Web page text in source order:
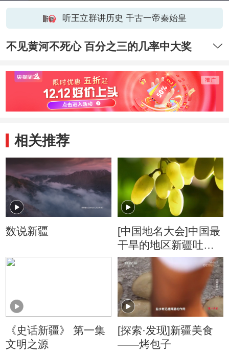
听王立群讲历史 千古一帝秦始皇
不见黄河不死心 百分之三的几率中大奖
相关推荐
数说新疆
[中国地名大会]中国最
干旱的地区新疆吐鲁
番瓜果飘香的秘密是
什么？
《史话新疆》 第一集
文明之源
[探索·发现]新疆美食
——烤包子